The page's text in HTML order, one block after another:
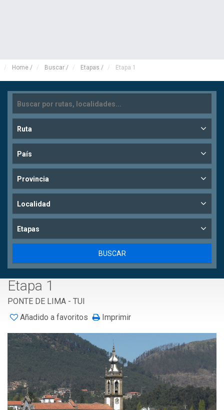
Home / Buscar / Etapas / Etapa 1
Ruta
País
Provincia
Localidad
Etapas
Etapa 1
PONTE DE LIMA - TUI
Añadido a favoritos
Imprimir